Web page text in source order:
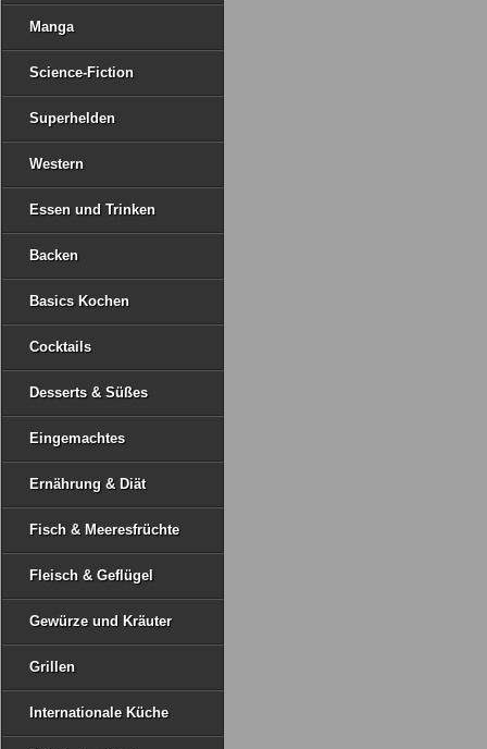
Manga
Science-Fiction
Superhelden
Western
Essen und Trinken
Backen
Basics Kochen
Cocktails
Desserts & Süßes
Eingemachtes
Ernährung & Diät
Fisch & Meeresfrüchte
Fleisch & Geflügel
Gewürze und Kräuter
Grillen
Internationale Küche